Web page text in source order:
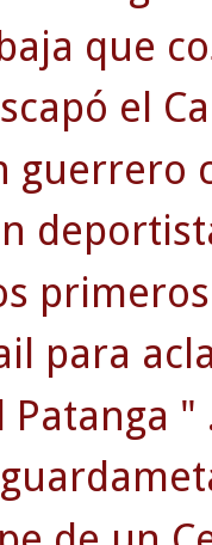
que
el
guerrero
para
Patanga "